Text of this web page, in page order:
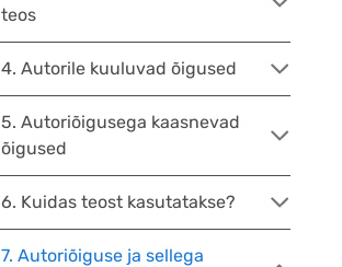
teos
4. Autorile kuuluvad õigused
5. Autoriõigusega kaasnevad
õigused
6. Kuidas teost kasutatakse?
7. Autoriõiguse ja sellega